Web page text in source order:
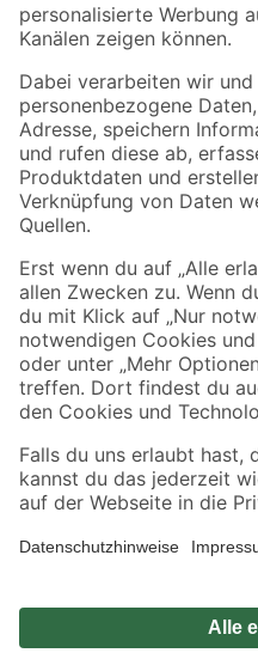
Folge uns
Zahlungsarten
Sicher einkaufen
Jetzt die toom-App
Alle Preisangaben in EUR inkl. gesetzl.
Umständen nicht in allen Märkten
Produkte nur solange der Vorrat reicht.
*Paketversand ab 59 € versandkostenfrei,
Privatsphäre
Nutzungsbedingungen